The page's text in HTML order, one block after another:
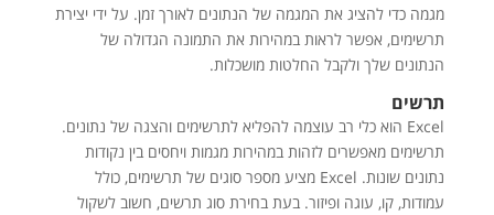
מגמה כדי להציג את המגמה של הנתונים לאורך זמן. על ידי יצירת
תרשימים, אפשר לראות במהירות את התמונה הגדולה של
הנתונים שלך ולקבל החלטות מושכלות.
תרשים
Excel הוא כלי רב עוצמה להפליא לתרשימים והצגה של נתונים.
תרשימים מאפשרים לזהות במהירות מגמות ויחסים בין נקודות
נתונים שונות. Excel מציע מספר סוגים של תרשימים, כולל
עמודות, קו, עוגה ופיזור. בעת בחירת סוג תרשים, חשוב לשקול